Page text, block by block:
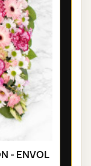
- ENVOL